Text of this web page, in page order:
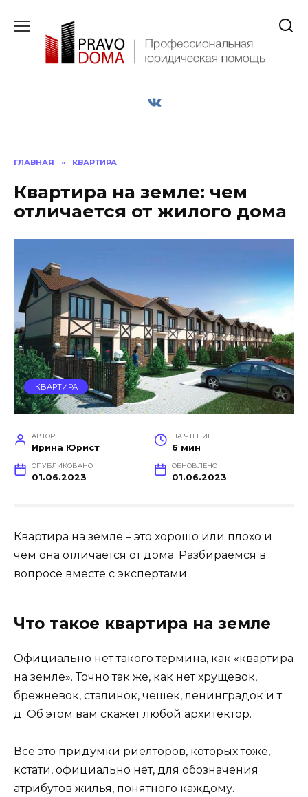
содержанию
ГЛАВНАЯ » КВАРТИРА
Квартира на земле: чем
отличается от жилого дома
КВАРТИРА
АВТОР
Ирина Юрист
НА ЧТЕНИЕ
6 мин
ОПУБЛИКОВАНО
01.06.2023
ОБНОВЛЕНО
01.06.2023
Квартира на земле – это хорошо или плохо и
чем она отличается от дома. Разбираемся в
вопросе вместе с экспертами.
Что такое квартира на земле
Официально нет такого термина, как «квартира
на земле». Точно так же, как нет хрущевок,
брежневок, сталинок, чешек, ленинградок и т.
д. Об этом вам скажет любой архитектор.
Все это придумки риелторов, которых тоже,
кстати, официально нет, для обозначения
атрибутов жилья, понятного каждому.